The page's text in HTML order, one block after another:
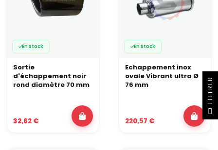
En Stock
Sortie
d'échappement noir
rond diamètre 70 mm
32,62 €
En Stock
Echappement inox
ovale Vibrant ultra Ø
76 mm
220,57 €
R